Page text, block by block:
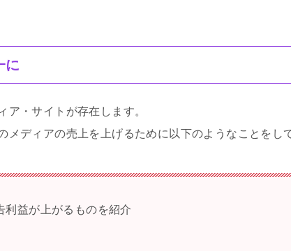
に
ア・サイトが存在します。
メディアの売上を上げるために以下のようなことをし
利益が上がるものを紹介